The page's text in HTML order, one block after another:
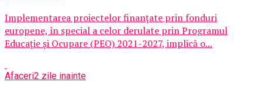
Implementarea proiectelor finanțate prin fonduri
europene, în special a celor derulate prin Programul
Educație și Ocupare (PEO) 2021-2027, implică o...
Afaceri2 zile inainte